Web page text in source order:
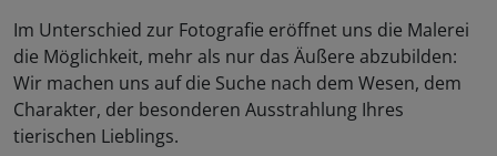
Im Unterschied zur Fotografie eröffnet uns die Malerei
die Möglichkeit, mehr als nur das Äußere abzubilden:
Wir machen uns auf die Suche nach dem Wesen, dem
Charakter, der besonderen Ausstrahlung Ihres
tierischen Lieblings.